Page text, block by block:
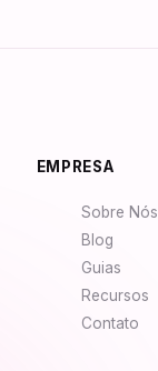
EMPRESA
Sobre Nós
Blog
Guias
Recursos
Contato